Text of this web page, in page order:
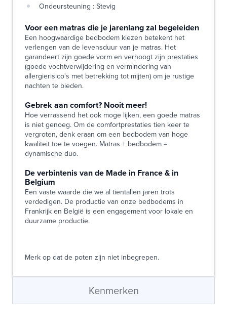
Ondeursteuning : Stevig
Voor een matras die je jarenlang zal begeleiden
Een hoogwaardige bedbodem kiezen betekent het
verlengen van de levensduur van je matras. Het
garandeert zijn goede vorm en verhoogt zijn prestaties
(goede vochtverwijdering en vermindering van
allergierisico's met betrekking tot mijten) om je rustige
nachten te bieden.
Gebrek aan comfort? Nooit meer!
Hoe verrassend het ook moge lijken, een goede matras
is niet genoeg. Om de comfortprestaties tien keer te
vergroten, denk eraan om een bedbodem van hoge
kwaliteit toe te voegen. Matras + bedbodem =
dynamische duo.
De verbintenis van de Made in France & in
Belgium
Een vaste waarde die we al tientallen jaren trots
verdedigen. De productie van onze bedbodems in
Frankrijk en België is een engagement voor lokale en
duurzame productie.
Merk op dat de poten zijn niet inbegrepen.
Kenmerken